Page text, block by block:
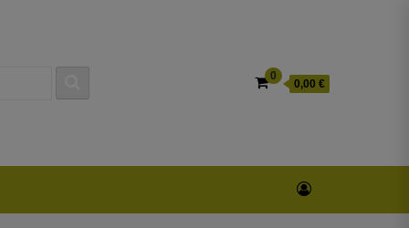
0
0,00 €